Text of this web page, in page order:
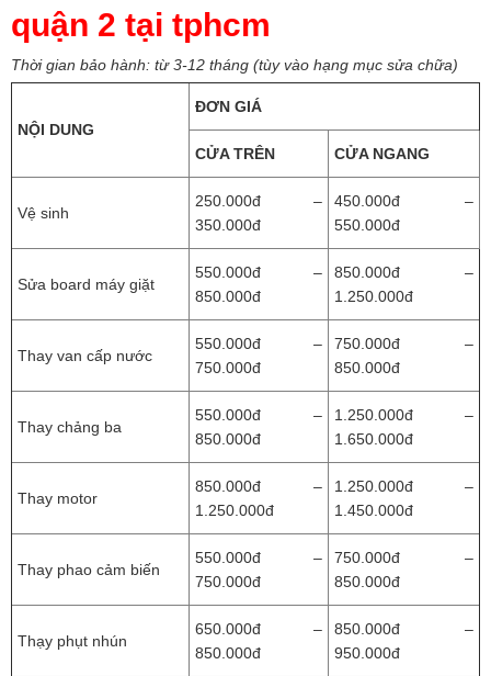
quận 2 tại tphcm
Thời gian bảo hành: từ 3-12 tháng (tùy vào hạng mục sửa chữa)
NỘI DUNG
ĐƠN GIÁ
CỬA TRÊN CỬA NGANG
Vệ sinh
250.000đ –
350.000đ
450.000đ –
550.000đ
Sửa board máy giặt
550.000đ –
850.000đ
850.000đ –
1.250.000đ
Thay van cấp nước
550.000đ –
750.000đ
750.000đ –
850.000đ
Thay chảng ba
550.000đ –
850.000đ
1.250.000đ –
1.650.000đ
Thay motor
850.000đ –
1.250.000đ
1.250.000đ –
1.450.000đ
Thay phao cảm biến
550.000đ –
750.000đ
750.000đ –
850.000đ
Thạy phụt nhún
650.000đ –
850.000đ
850.000đ –
950.000đ